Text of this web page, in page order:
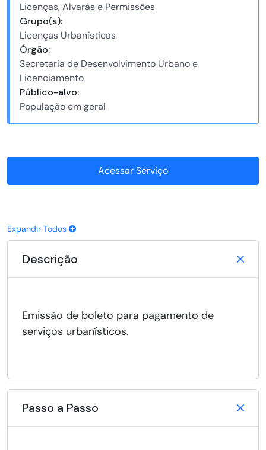
Licenças, Alvarás e Permissões
Grupo(s):
Licenças Urbanísticas
Órgão:
Secretaria de Desenvolvimento Urbano e
Licenciamento
Público-alvo:
População em geral
Acessar Serviço
Expandir Todos
Descrição
Emissão de boleto para pagamento de
serviços urbanísticos.
Passo a Passo